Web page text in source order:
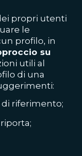
propri utenti
le
profilo, in
su
utili al
di una
di riferimento;